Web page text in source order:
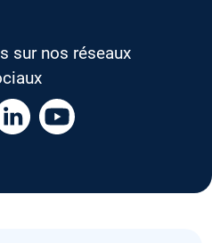
sur nos réseaux